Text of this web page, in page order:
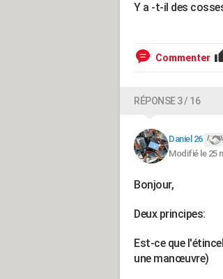
Y a -t-il des
Commenter
RÉPONSE 3 / 16
Daniel 26
Modifié le 25
Bonjour,
Deux principes:
Est-ce que
une manœuvre)